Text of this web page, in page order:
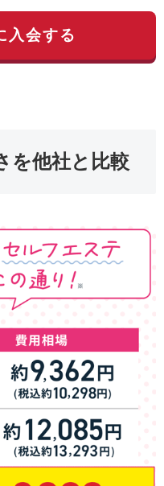
入会する
を他社と比較